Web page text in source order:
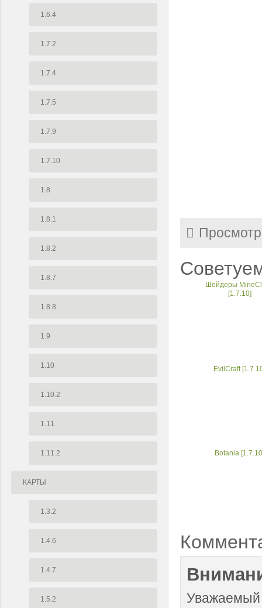
1.6.4
1.7.2
1.7.4
1.7.5
1.7.9
1.7.10
1.8
1.8.1
1.8.2
1.8.7
1.8.8
1.9
1.10
1.10.2
1.11
1.11.2
КАРТЫ
1.3.2
1.4.6
1.4.7
1.5.2
Шейдеры
[1.7.10]
EvilCraft
Botania
Уважаемый